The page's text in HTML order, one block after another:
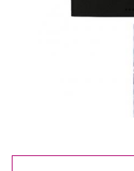
Cele mai votate
500 Lei - 1000 Lei